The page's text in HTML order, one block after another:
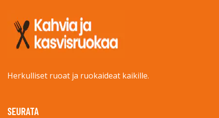
Herkulliset ruoat ja ruokaideat kaikille.
SEURATA